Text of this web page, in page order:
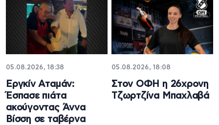
05.08.2026, 18:38
Εργκίν Αταμάν:
Έσπασε πιάτα
ακούγοντας Άννα
Βίσση σε ταβέρνα
05.08.2026, 18:08
Στον ΟΦΗ η 26χρονη
Τζωρτζίνα Μπαχλαβά